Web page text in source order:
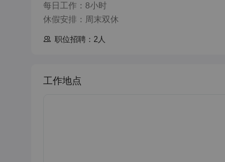
每日工作：8小时
休假安排：周末双休
职位招聘：2人
工作地点